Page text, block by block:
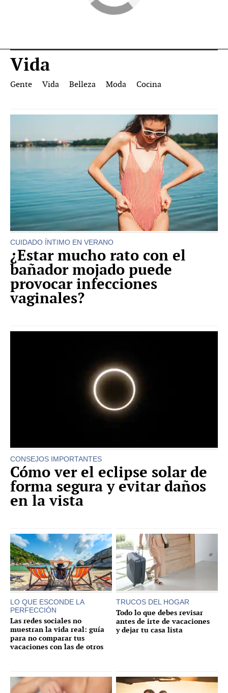
Vida
Gente Vida Belleza Moda Cocina
CUIDADO ÍNTIMO EN VERANO
¿Estar mucho rato con el
bañador mojado puede
provocar infecciones
vaginales?
CONSEJOS IMPORTANTES
Cómo ver el eclipse solar de
forma segura y evitar daños
en la vista
LO QUE ESCONDE LA
PERFECCIÓN
Las redes sociales no
muestran la vida real: guía
para no comparar tus
vacaciones con las de otros
TRUCOS DEL HOGAR
Todo lo que debes revisar
antes de irte de vacaciones
y dejar tu casa lista